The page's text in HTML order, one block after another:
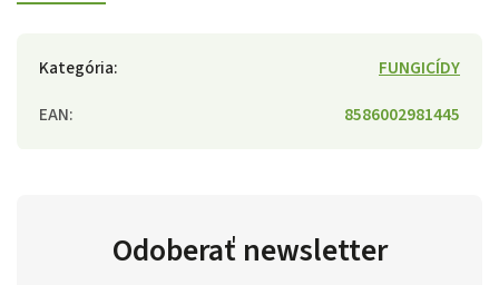
Kategória:
FUNGICÍDY
EAN: 8586002981445
Odoberať newsletter